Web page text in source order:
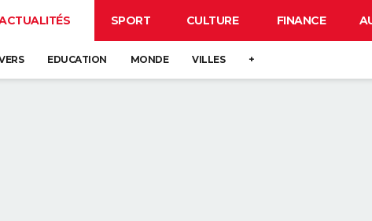
SPORT CULTURE FINANCE
EDUCATION MONDE VILLES +